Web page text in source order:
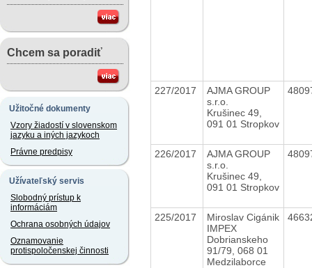
Chcem sa poradiť
Užitočné dokumenty
Vzory žiadostí v slovenskom
jazyku a iných jazykoch
Právne predpisy
Užívateľský servis
Slobodný prístup k
informáciám
Ochrana osobných údajov
Oznamovanie
protispoločenskej činnosti
227/2017
AJMA GROUP
s.r.o.
Krušinec 49,
091 01 Stropkov
226/2017
AJMA GROUP
s.r.o.
Krušinec 49,
091 01 Stropkov
225/2017
Miroslav Cigánik
IMPEX
Dobrianskeho
91/79, 068 01
Medzilaborce